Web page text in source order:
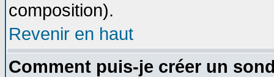
composition).
Revenir en haut
Comment puis-je créer un